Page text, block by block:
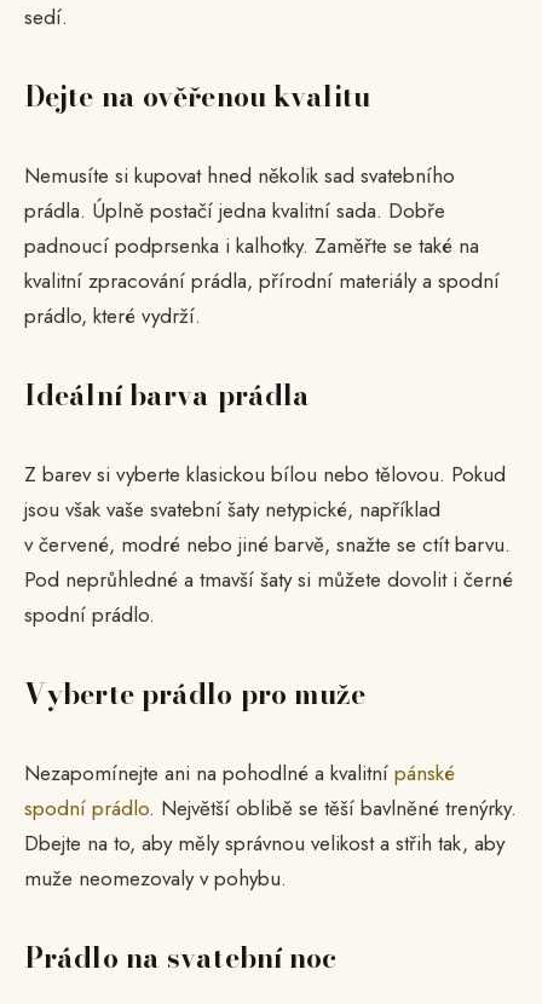
sedí.
Dejte na ověřenou kvalitu
Nemusíte si kupovat hned několik sad svatebního
prádla. Úplně postačí jedna kvalitní sada. Dobře
padnoucí podprsenka i kalhotky. Zaměřte se také na
kvalitní zpracování prádla, přírodní materiály a spodní
prádlo, které vydrží.
Ideální barva prádla
Z barev si vyberte klasickou bílou nebo tělovou. Pokud
jsou však vaše svatební šaty netypické, například
v červené, modré nebo jiné barvě, snažte se ctít barvu.
Pod neprůhledné a tmavší šaty si můžete dovolit i černé
spodní prádlo.
Vyberte prádlo pro muže
Nezapomínejte ani na pohodlné a kvalitní pánské
spodní prádlo. Největší oblibě se těší bavlněné trenýrky.
Dbejte na to, aby měly správnou velikost a střih tak, aby
muže neomezovaly v pohybu.
Prádlo na svatební noc